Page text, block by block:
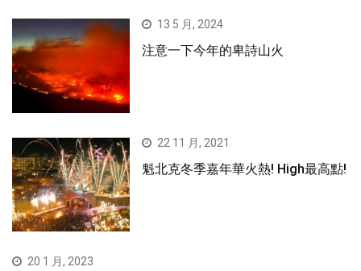
13 5 月, 2024
注意一下今年的卑詩山火
22 11 月, 2021
魁北克冬季嘉年華火熱! High最高點!
20 1 月, 2023